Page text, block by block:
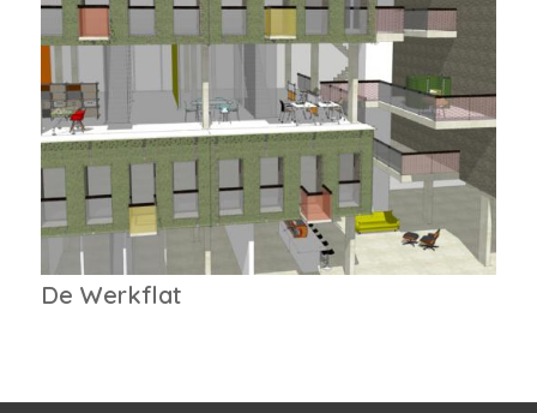
De Werkflat